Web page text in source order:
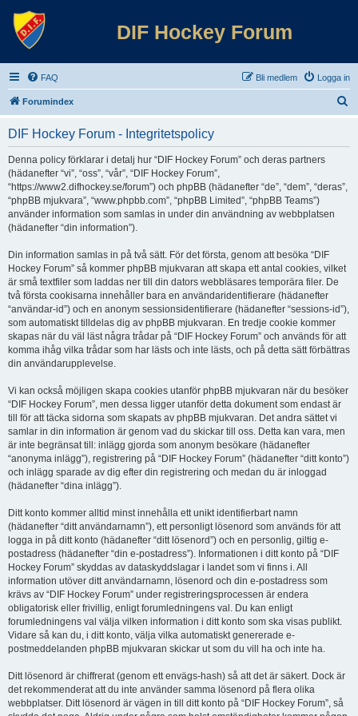
DIF Hockey Forum
FAQ Logga in
Bli medlem
Forumindex
DIF Hockey Forum - Integritetspolicy
Denna policy förklarar i detalj hur “DIF Hockey Forum” och deras partners
(hädanefter “vi”, “oss”, “vår”, “DIF Hockey Forum”,
“https://www2.difhockey.se/forum”) och phpBB (hädanefter “de”, “dem”, “deras”,
“phpBB mjukvara”, “www.phpbb.com”, “phpBB Limited”, “phpBB Teams”)
använder information som samlas in under din användning av webbplatsen
(hädanefter “din information”).
Din information samlas in på två sätt. För det första, genom att besöka “DIF
Hockey Forum” så kommer phpBB mjukvaran att skapa ett antal cookies, vilket
är små textfiler som laddas ner till din dators webbläsares temporära filer. De
två första cookisarna innehåller bara en användaridentifierare (hädanefter
“användar-id”) och en anonym sessionsidentifierare (hädanefter “sessions-id”),
som automatiskt tilldelas dig av phpBB mjukvaran. En tredje cookie kommer
skapas när du väl läst några trådar på “DIF Hockey Forum” och används för att
komma ihåg vilka trådar som har lästs och inte lästs, och på detta sätt förbättras
din användarupplevelse.
Vi kan också möjligen skapa cookies utanför phpBB mjukvaran när du besöker
“DIF Hockey Forum”, men dessa ligger utanför detta dokument som endast är
till för att täcka sidorna som skapats av phpBB mjukvaran. Det andra sättet vi
samlar in din information är genom vad du skickar till oss. Detta kan vara, men
är inte begränsat till: inlägg gjorda som anonym besökare (hädanefter
“anonyma inlägg”), registrering på “DIF Hockey Forum” (hädanefter “ditt konto”)
och inlägg sparade av dig efter din registrering och medan du är inloggad
(hädanefter “dina inlägg”).
Ditt konto kommer alltid minst innehålla ett unikt identifierbart namn
(hädanefter “ditt användarnamn”), ett personligt lösenord som används för att
logga in på ditt konto (hädanefter “ditt lösenord”) och en personlig, giltig e-
postadress (hädanefter “din e-postadress”). Informationen i ditt konto på “DIF
Hockey Forum” skyddas av dataskyddslagar i landet som vi finns i. All
information utöver ditt användarnamn, lösenord och din e-postadress som
krävs av “DIF Hockey Forum” under registreringsprocessen är endera
obligatorisk eller frivillig, enligt forumledningens val. Du kan enligt
forumledningens val välja vilken information i ditt konto som ska visas publikt.
Vidare så kan du, i ditt konto, välja vilka automatiskt genererade e-
postmeddelanden phpBB mjukvaran skickar ut som du vill ha och inte ha.
Ditt lösenord är chiffrerat (genom ett envägs-hash) så att det är säkert. Dock är
det rekommenderat att du inte använder samma lösenord på flera olika
webbplatser. Ditt lösenord är vägen in till ditt konto på “DIF Hockey Forum”, så